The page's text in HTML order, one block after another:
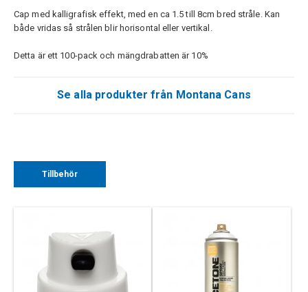
Cap med kalligrafisk effekt, med en ca 1.5 till 8cm bred stråle. Kan
både vridas så strålen blir horisontal eller vertikal.
Detta är ett 100-pack och mängdrabatten är 10%
Se alla produkter från Montana Cans
Tillbehör